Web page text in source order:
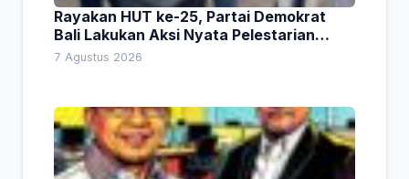
Rayakan HUT ke-25, Partai Demokrat
Bali Lakukan Aksi Nyata Pelestarian
Lingkungan
7 Agustus 2026